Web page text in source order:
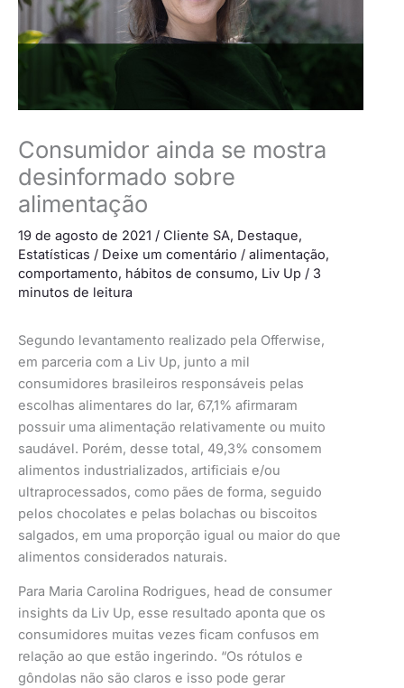
Consumidor ainda se mostra
desinformado sobre
alimentação
19 de agosto de 2021 / Cliente SA, Destaque,
Estatísticas / Deixe um comentário / alimentação,
comportamento, hábitos de consumo, Liv Up / 3
minutos de leitura
Segundo levantamento realizado pela Offerwise,
em parceria com a Liv Up, junto a mil
consumidores brasileiros responsáveis pelas
escolhas alimentares do lar, 67,1% afirmaram
possuir uma alimentação relativamente ou muito
saudável. Porém, desse total, 49,3% consomem
alimentos industrializados, artificiais e/ou
ultraprocessados, como pães de forma, seguido
pelos chocolates e pelas bolachas ou biscoitos
salgados, em uma proporção igual ou maior do que
alimentos considerados naturais.
Para Maria Carolina Rodrigues, head de consumer
insights da Liv Up, esse resultado aponta que os
consumidores muitas vezes ficam confusos em
relação ao que estão ingerindo. “Os rótulos e
gôndolas não são claros e isso pode gerar